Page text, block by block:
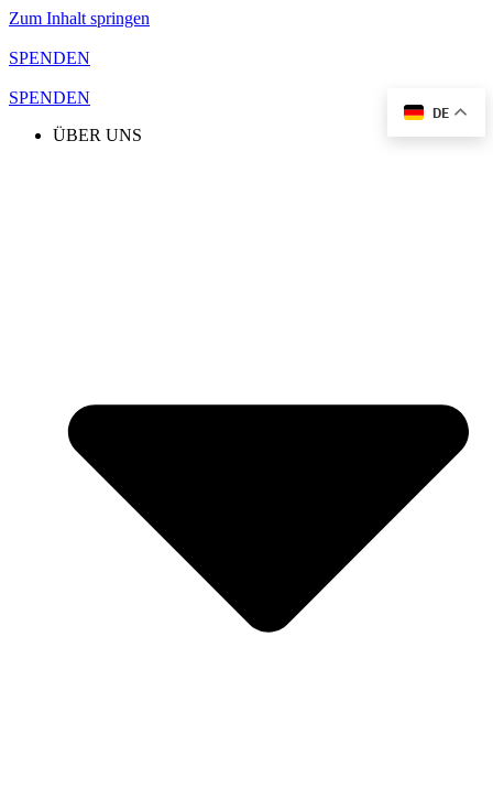
Zum Inhalt springen
SPENDEN
SPENDEN
ÜBER UNS
DE